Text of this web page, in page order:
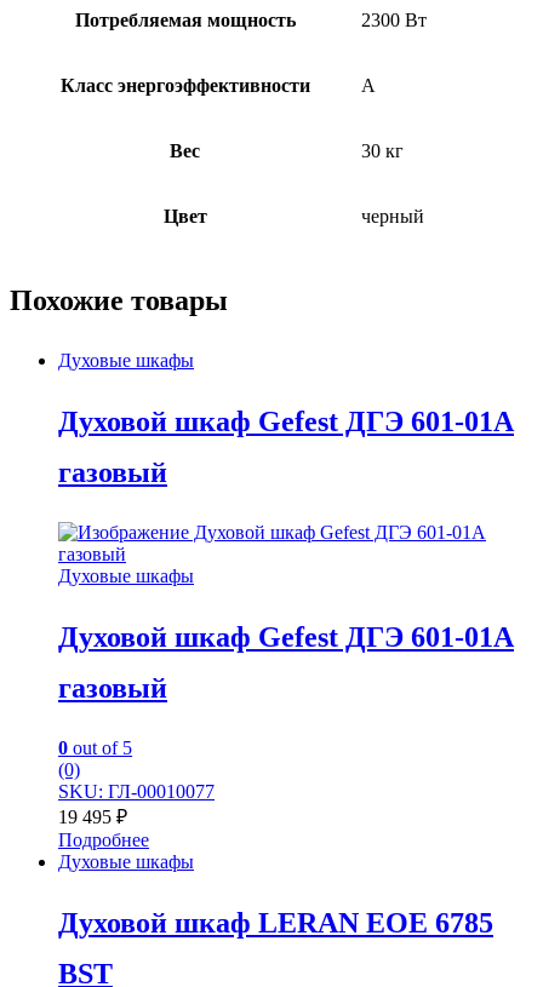
Потребляемая мощность 2300 Вт
Класс энергоэффективности A
Вес 30 кг
Цвет черный
Похожие товары
Духовые шкафы
Духовой шкаф Gefest ДГЭ 601-01A
газовый
Духовые шкафы
Духовой шкаф Gefest ДГЭ 601-01A
газовый
0 out of 5
(0)
SKU: ГЛ-00010077
19 495 ₽
Подробнее
Духовые шкафы
Духовой шкаф LERAN EOE 6785
BST